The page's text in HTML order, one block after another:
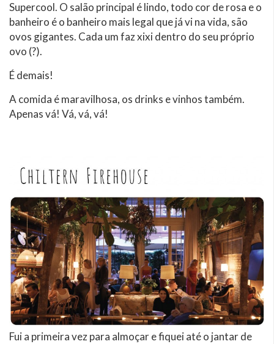
Supercool. O salão principal é lindo, todo cor de rosa e o
banheiro é o banheiro mais legal que já vi na vida, são
ovos gigantes. Cada um faz xixi dentro do seu próprio
ovo (?).
É demais!
A comida é maravilhosa, os drinks e vinhos também.
Apenas vá! Vá, vá, vá!
Fui a primeira vez para almoçar e fiquei até o jantar de